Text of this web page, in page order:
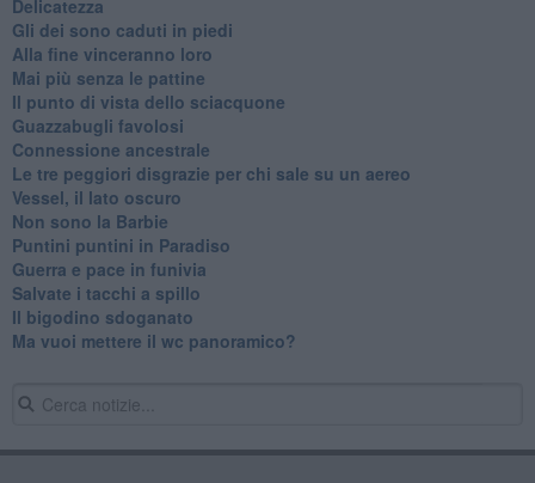
Delicatezza
Gli dei sono caduti in piedi
Alla fine vinceranno loro
Mai più senza le pattine
Il punto di vista dello sciacquone
Guazzabugli favolosi
Connessione ancestrale
Le tre peggiori disgrazie per chi sale su un aereo
Vessel, il lato oscuro
Non sono la Barbie
Puntini puntini in Paradiso
Guerra e pace in funivia
Salvate i tacchi a spillo
Il bigodino sdoganato
Ma vuoi mettere il wc panoramico?